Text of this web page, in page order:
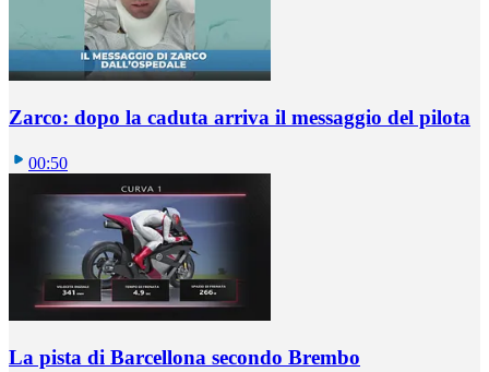
Zarco: dopo la caduta arriva il messaggio del pilota
00:50
La pista di Barcellona secondo Brembo